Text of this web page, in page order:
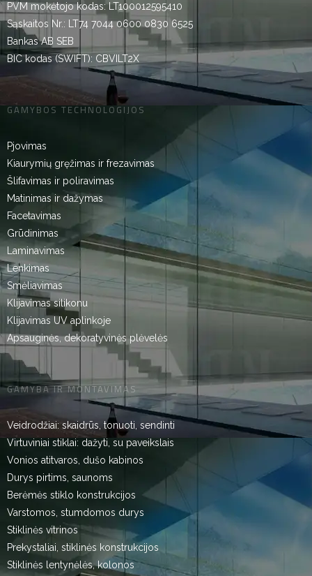
PVM mokėtojo kodas: LT100012595410
Sąskaitos Nr.: LT74 7044 0600 0830 6525
Bankas AB SEB
BIC kodas (SWIFT): CBVILT2X
GAMYBOS TECHNOLOGIJOS
Pjovimas
Kiaurymių gręžimas ir frezavimas
Šlifavimas ir poliravimas
Matinimas ir dažymas
Facetavimas
Grūdinimas
Laminavimas
Lenkimas
Smėliavimas
Klijavimas silikonu
Klijavimas UV aplinkoje
Apsauginės, dekoratyvinės plėvelės
GAMYBA IR MONTAVIMAS
Veidrodžiai: skaidrūs, tonuoti, sendinti
Virtuviniai stiklai: dažyti, su paveikslais
Vonios atitvaros, dušo kabinos
Durys pirtims, saunoms
Berėmės stiklo konstrukcijos
Varstomos, stumdomos durys
Stiklinės vitrinos
Prekystaliai, stiklinės konstrukcijos
Stiklinės lentynėlės, kolonos